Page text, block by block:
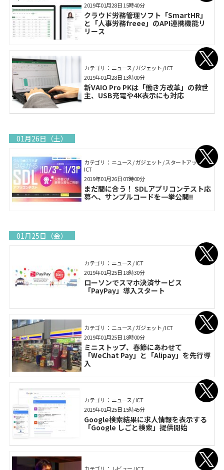
クラウド労務管理ソフト「SmartHR」
と「人事労務freee」のAPI連携機能リ
リース
2019年01月28日 15時40分
カテゴリ： ニュース / ガジェット / ICT
新VAIO Pro PKは「働き方改革」の救世
主、USB充電や4K表示にも対応
2019年01月28日 13時00分
01月26日（土）
カテゴリ： ニュース / ガジェット / スタートアップ /
ICT
まだ間に合う！ SDLアプリコンテスト応
募へ、サンプルコードを一挙公開!!
2019年01月26日 07時00分
01月25日（金）
カテゴリ： ニュース / ICT
ローソンでスマホ決済サービス
「PayPay」導入スタート
2019年01月25日 18時30分
カテゴリ： ニュース / ガジェット / ICT
ミニストップ、春節にあわせて
「WeChat Pay」と「Alipay」を先行導
入
2019年01月25日 18時00分
カテゴリ： ニュース / ICT
Google検索結果に求人情報を表示する
「Google しごと検索」提供開始
2019年01月25日 15時45分